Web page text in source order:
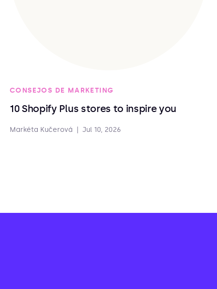
CONSEJOS DE MARKETING
10 Shopify Plus stores to inspire you
Markéta Kučerová Jul 10, 2026